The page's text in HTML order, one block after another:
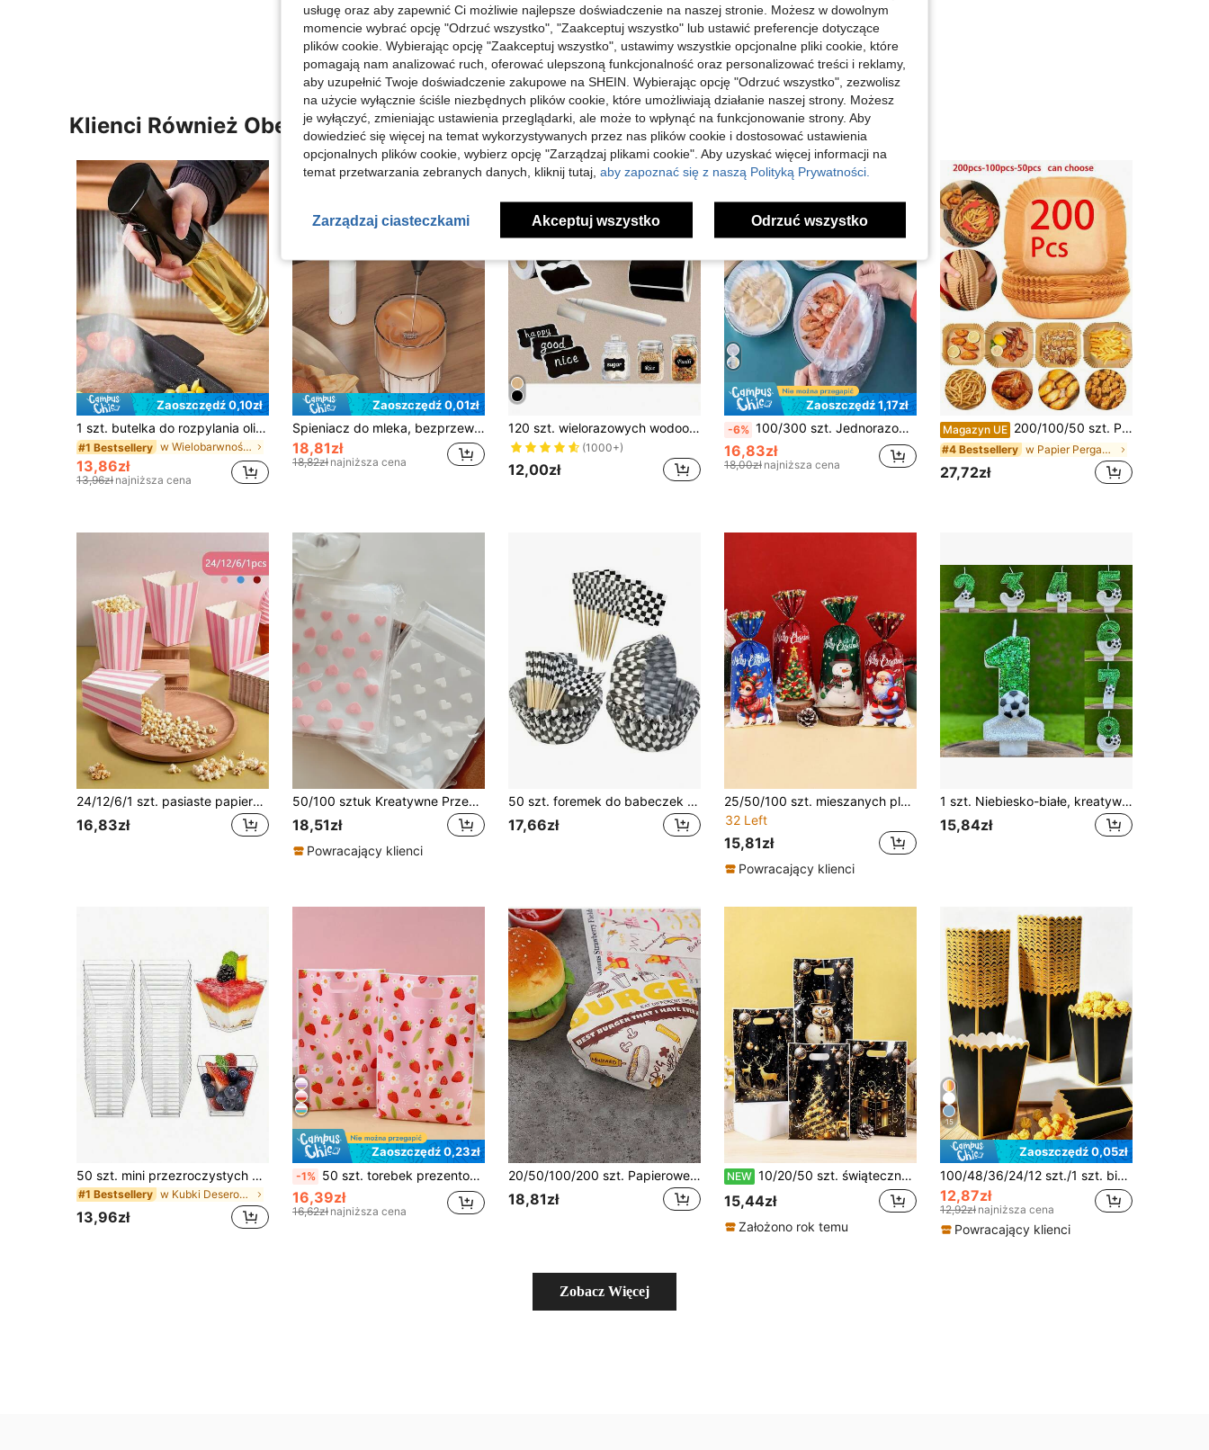
Zobacz Więcej Opinii
Klienci Również Obejrzeli
Zaoszczędź 0,10zł
1 szt. butelka do rozpylania oliwy z oliwek do kuchni, dozownik na sos sojowy, ocet i przyprawy do kampingu, BBQ, pieczenia, gotowania i sałatek, szczelny, do fitnessu i grilla, łatwy do czyszczenia, powrót do szkoły
#1 Bestsellery w Wielobarwność Przybory do pieczenia i ciasta
13,86zł
13,96zł najniższa cena
Zaoszczędź 0,01zł
Spieniacz do mleka, bezprzewodowa zasilana bateryjnie maszyna do spieniania mleka, mikser do koktajli mlecznych, narzędzie do pieczenia w domu, transgraniczna spieniarka do mleka, kawa
18,81zł
18,82zł najniższa cena
120 szt. wielorazowych wodoodpornych etykiet tablicowych z 1 pisakiem do etykiet – usuwalne naklejki do pojemników do przechowywania, słoików typu mason, butelek, spiżarni, artykułów biurowych, słoików na przyprawy, pudełek na żywność, szklanych słoików, pokoju do rękodzieła; prostokątne/falowane samoprzylepne etykiety z papieru kraft do pakowania, etykietowania i organizowania, akcesoria na przyjęcia i prezenty, ślub, artykuły szkolne, powrót do szkoły, dekoracje do domu, akcesoria kuchenne, naturalny wygląd | wodoodporne naklejki, etykiety na puszki, etykiety spożywcze
(1000+)
12,00zł
Zaoszczędź 1,17zł
-6% 100/300 szt. Jednorazowe opakowanie plastikowe, odpowiednie do przechowywania żywności, lodówki, resztek, owoców, pikniku, grilla - wysokiej jakości artykuły kuchenne
16,83zł
18,00zł najniższa cena
Magazyn UE 200/100/50 szt. Papier do pieczenia, papier do frytkownicy powietrznej, pochłaniający tłuszcz, oddzielający wodę od oleju, nieprzywierający, uniwersalne ramki do papieru, jednorazowe ramki do pieczenia z nieprzywierającą powierzchnią do frytkownicy powietrznej, odpowiednie do żywności, akcesoria do frytkownicy powietrznej, papier do pieczenia, pieczenie, pieczenie w kuchence mikrofalowej, gotowanie z nieprzywierającą powierzchnią, kwadratowy papier do frytkownicy powietrznej, kuchnia, łazienka, dom, artykuły gospodarstwa domowego
#4 Bestsellery w Papier Pergamin
27,72zł
24/12/6/1 szt. pasiaste papierowe pudełka na popcorn, akcesoria na przyjęcie powrotu do szkoły, pudełka na cukierki na przyjęcie urodzinowe, odpowiednie do popcornu, frytek, smażonego kurczaka i przekąsek, torby prezentowe na jedzenie, akcesoria do wypieków ślubnych, pojemniki na przekąski do kina
16,83zł
50/100 sztuk Kreatywne Przezroczyste Sercowe Samoprzylepne Torebki Do Pakowania Ciasteczek, Cukierków I Deserów, Nadające Się Do Pakowania Prezentów I Upominków, Idealne Na Walentynki, Śluby I Inne Uroczystości
18,51zł
Powracający klienci
50 szt. foremek do babeczek + 50 szt. flag, wysokiej jakości papierowe foremki do ciast w motywie wyścigowym, czarno-biała kratka, do tortów na przyjęcia urodzinowe, pieczenia muffinek, biszkoptów i musów, odporne na wysoką temperaturę
17,66zł
25/50/100 szt. mieszanych plastikowych torebek prezentowych na Boże Narodzenie, urocze wzory Mikołaja, bałwana, renifera i choinki, trwałe przezroczyste woreczki na cukierki ze złotymi wiązaniami, dekoracje domowe na Boże Narodzenie 2026, torebki prezentowe na imprezę świąteczną, Szczęśliwy Nowy Rok 2027, akcesoria do pakowania prezentów na zimowe święta, Boże Narodzenie, dekoracje świąteczne, prezenty świąteczne, dekoracje na Boże Narodzenie
32 Left
15,81zł
Powracający klienci
1 szt. Niebiesko-białe, kreatywne świeczki urodzinowe w stylu piłkarskim, 0-9, dekoracja urodzinowa, ozdoba na tort, odpowiednie na torty dla dziewczynek i chłopców, torty weselne, rocznice, przyjęcia, dekoracje urodzinowe, romantyczne dodatki na przyjęcia, pojedyncze imprezy, dekoracje tortów urodzinowych, ręcznie robione świeczki na przyjęcia urodzinowe, Dzień Ojca, Dzień Matki, imprezy tematyczne
15,84zł
50 szt. mini przezroczystych kubeczków na desery 60 ml (kubeczki do fotografii deserów), wielorazowe, odpowiednie do ciast, puddingów, galaretek i przystawek, idealne na wesela, przyjęcia, spotkania urodzinowe, modne ekspozycje deserów i jedzenie na świeżym powietrzu, do jogurtu, panna , sernika, puddingu, galaretki i przystawek
#1 Bestsellery w Kubki Deserowe
13,96zł
Zaoszczędź 0,23zł
-1% 50 szt. torebek prezentowych z wzorem truskawki i stokrotki, plastikowe torebki prezentowe z czerwonymi truskawkami i zielonymi liśćmi, uniwersalne opakowania prezentowe, odpowiednie na domowe spotkania, urodziny i wesela
16,39zł
16,62zł najniższa cena
20/50/100/200 szt. Papierowe wkładki odporne na tłuszcz do kanapek, burgerów, roladek, smażonego kurczaka, pieczonych skrzydełek, 30 cm x 30 cm
18,81zł
NEW 10/20/50 szt. świątecznych torebek prezentowych na Boże Narodzenie, czarno-złote, z motywem choinki, renifera i bałwanka, plastikowe torby typu tote, zimowe upominki na imprezę świąteczną, do pakowania prezentów, torby zakupowe detaliczne, akcesoria dla małych firm, opakowania na prezenty świąteczne, dekoracje bożonarodzeniowe, prezenty noworoczne
15,44zł
Założono rok temu
15
Zaoszczędź 0,05zł
100/48/36/24/12 szt./1 szt. białe pudełka na popcorn, mini pudełka na popcorn 2 x 4,5 x 3 cale, dekoracja na wieczór filmowy, Boże Narodzenie/Halloween
12,87zł
12,92zł najniższa cena
Powracający klienci
Zobacz Więcej
usługę oraz aby zapewnić Ci możliwie najlepsze doświadczenie na naszej stronie. Możesz w dowolnym
momencie wybrać opcję "Odrzuć wszystko", "Zaakceptuj wszystko" lub ustawić preferencje dotyczące
plików cookie. Wybierając opcję "Zaakceptuj wszystko", ustawimy wszystkie opcjonalne pliki cookie, które
pomagają nam analizować ruch, oferować ulepszoną funkcjonalność oraz personalizować treści i reklamy,
aby uzupełnić Twoje doświadczenie zakupowe na SHEIN. Wybierając opcję "Odrzuć wszystko", zezwolisz
na użycie wyłącznie ściśle niezbędnych plików cookie, które umożliwiają działanie naszej strony. Możesz
je wyłączyć, zmieniając ustawienia przeglądarki, ale może to wpłynąć na funkcjonowanie strony. Aby
dowiedzieć się więcej na temat wykorzystywanych przez nas plików cookie i dostosować ustawienia
opcjonalnych plików cookie, wybierz opcję "Zarządzaj plikami cookie". Aby uzyskać więcej informacji na
temat przetwarzania zebranych danych, kliknij tutaj, aby zapoznać się z naszą Polityką Prywatności.
Zarządzaj ciasteczkami Akceptuj wszystko Odrzuć wszystko